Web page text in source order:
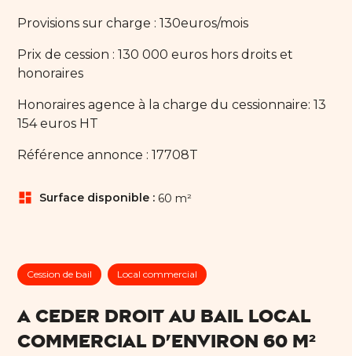
Provisions sur charge : 130euros/mois
Prix de cession : 130 000 euros hors droits et
honoraires
Honoraires agence à la charge du cessionnaire: 13
154 euros HT
Référence annonce : 17708T
dashboard Surface disponible : 60 m²
Cession de bail Local commercial
A CEDER DROIT AU BAIL LOCAL
COMMERCIAL D'ENVIRON 60 M²